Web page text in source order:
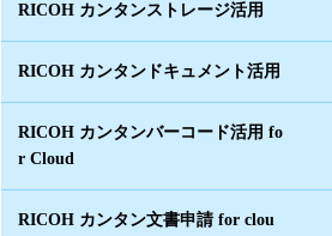
RICOH カンタンストレージ活用
RICOH カンタンドキュメント活用
RICOH カンタンバーコード活用 fo
r Cloud
RICOH カンタン文書申請 for clou